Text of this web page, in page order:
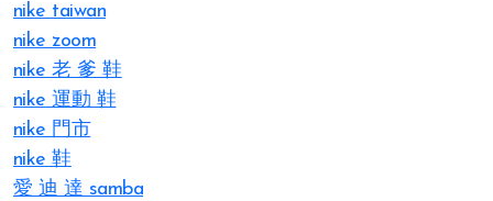
nike taiwan
nike zoom
nike 老 爹 鞋
nike 運動 鞋
nike 門市
nike 鞋
愛 迪 達 samba